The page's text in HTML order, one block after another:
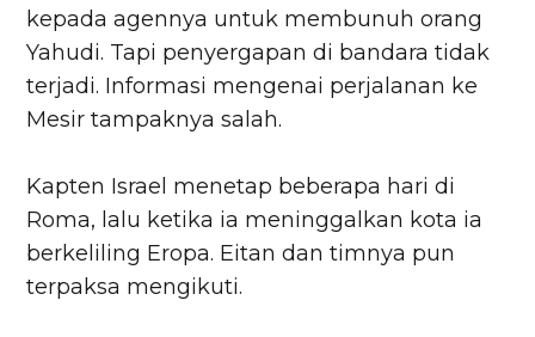
kepada agennya untuk membunuh orang
Yahudi. Tapi penyergapan di bandara tidak
terjadi. Informasi mengenai perjalanan ke
Mesir tampaknya salah.
Kapten Israel menetap beberapa hari di
Roma, lalu ketika ia meninggalkan kota ia
berkeliling Eropa. Eitan dan timnya pun
terpaksa mengikuti.